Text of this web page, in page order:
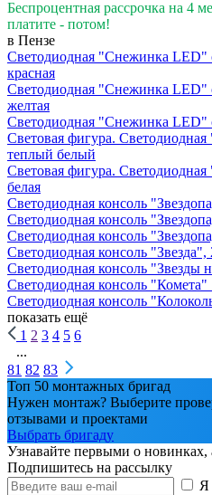
Беспроцентная рассрочка на 4
платите - потом!
в Пензе
Светодиодная "Снежинка LED"
красная
Светодиодная "Снежинка LED"
желтая
Светодиодная "Снежинка LED"
Световая фигура.
теплый белый
Световая фигура.
белая
Светодиодная консоль
Светодиодная консоль
Светодиодная консоль
Светодиодная консоль
Светодиодная консоль "Звезды
Светодиодная консоль "Комета"
Светодиодная консоль
показать ещё
1 2 3 4 5 6
...
81 82 83
Топ 50 монтажных бригад
Нужен монтаж? Выберите
отзывами и проектами
Выбрать бригаду
Узнавайте первыми о новинках,
Подпишитесь на рассылку
Я